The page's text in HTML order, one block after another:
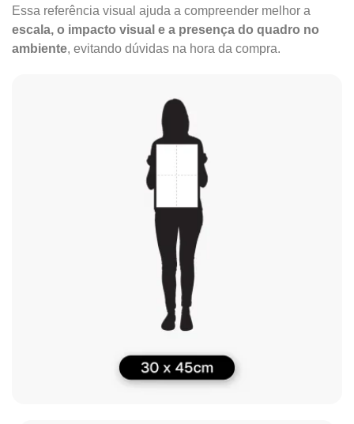
Essa referência visual ajuda a compreender melhor a
escala, o impacto visual e a presença do quadro no
ambiente, evitando dúvidas na hora da compra.